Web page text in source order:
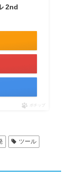
2nd
ポチップ
ツール